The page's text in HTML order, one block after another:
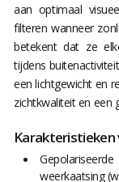
aan optimaal
filteren wanneer
betekent dat ze
tijdens
een lichtgewicht en
zichtkwaliteit en een
Karakteristieken
weerkaatsing